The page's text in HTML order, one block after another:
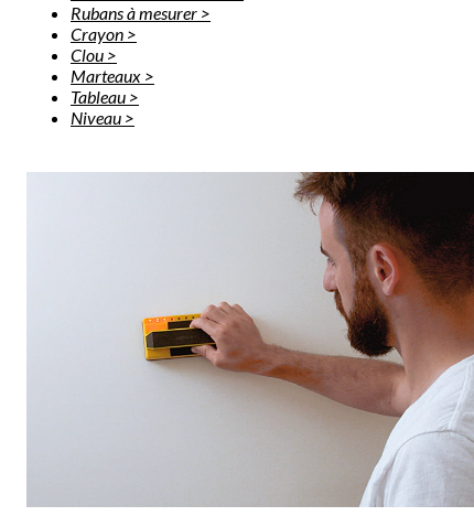
Rubans à mesurer >
Crayon >
Clou >
Marteaux >
Tableau >
Niveau >